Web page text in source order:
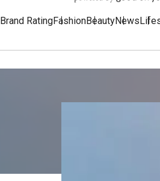
Brand RatingFashionBeautyNews